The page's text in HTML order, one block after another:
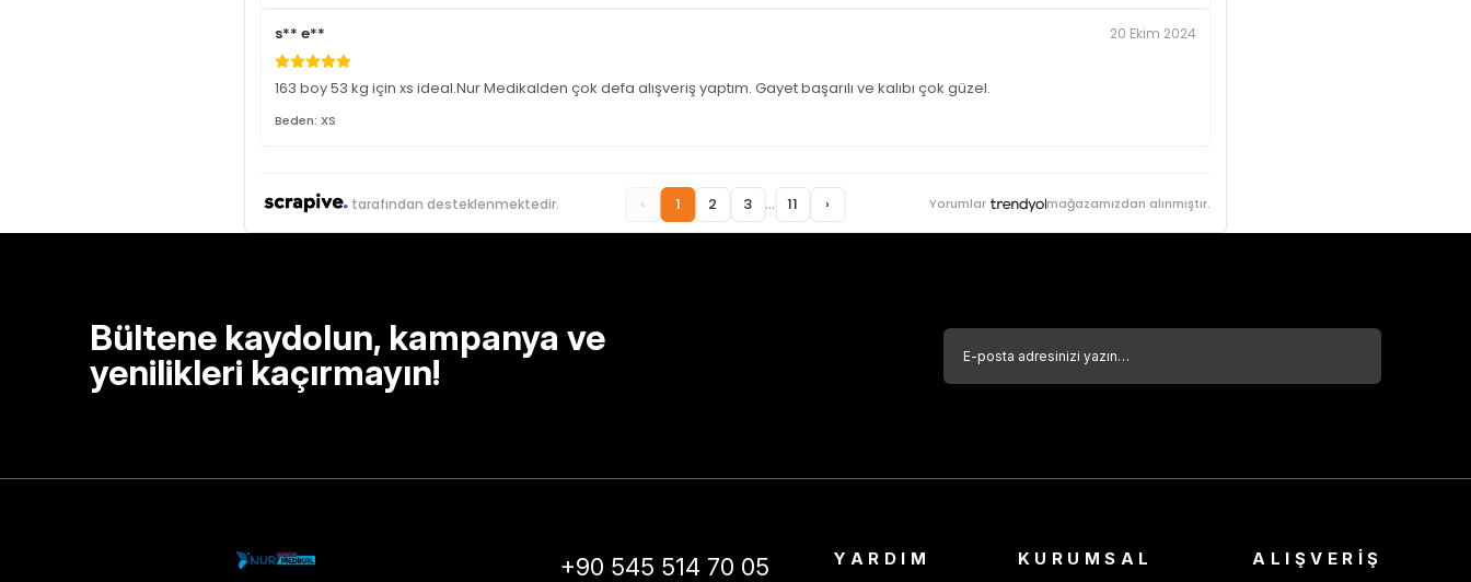
s** e** 20 Ekim 2024
163 boy 53 kg için xs ideal.Nur Medikalden çok defa alışveriş yaptım. Gayet başarılı ve kalıbı çok güzel.
Beden: XS
tarafından desteklenmektedir. ‹ 1 2 3 ... 11 › Yorumlar mağazamızdan alınmıştır.
Bültene kaydolun, kampanya ve
yenilikleri kaçırmayın!
+90 545 514 70 05 YARDIM KURUMSAL ALIŞVERİŞ